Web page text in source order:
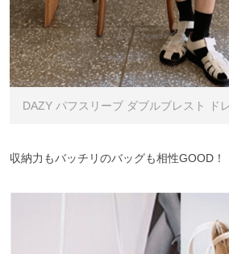
DAZY パフスリーブ ダブルブレスト ド
収納力もバッチリのバッグも相性GOOD！